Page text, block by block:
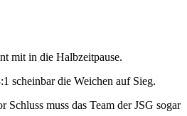
mit in die Halbzeitpause.
scheinbar die Weichen auf Sieg.
muss das Team der JSG sogar